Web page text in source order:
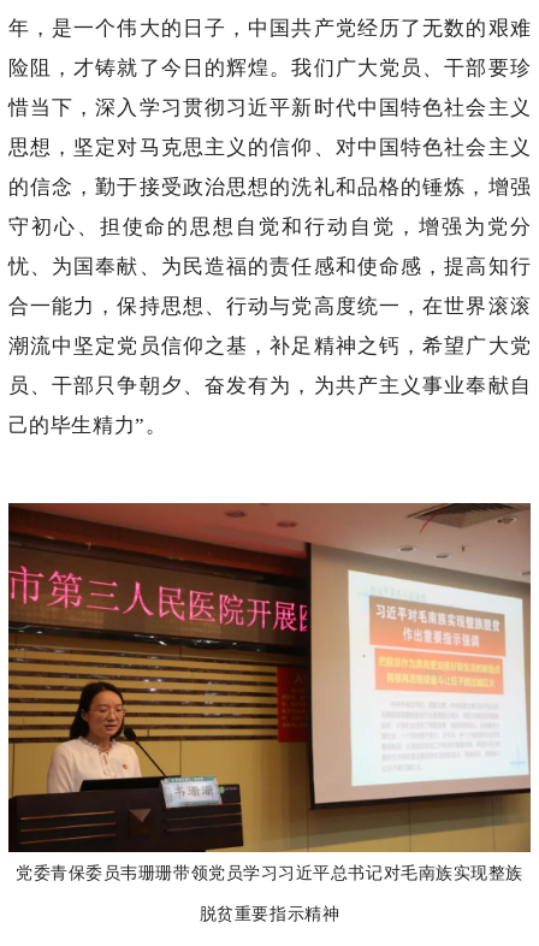
年，是一个伟大的日子，中国共产党经历了无数的艰难
险阻，才铸就了今日的辉煌。我们广大党员、干部要珍
惜当下，深入学习贯彻习近平新时代中国特色社会主义
思想，坚定对马克思主义的信仰、对中国特色社会主义
的信念，勤于接受政治思想的洗礼和品格的锤炼，增强
守初心、担使命的思想自觉和行动自觉，增强为党分
忧、为国奉献、为民造福的责任感和使命感，提高知行
合一能力，保持思想、行动与党高度统一，在世界滚滚
潮流中坚定党员信仰之基，补足精神之钙，希望广大党
员、干部只争朝夕、奋发有为，为共产主义事业奉献自
己的毕生精力”。
党委青保委员韦珊珊带领党员学习习近平总书记对毛南族实现整族
脱贫重要指示精神